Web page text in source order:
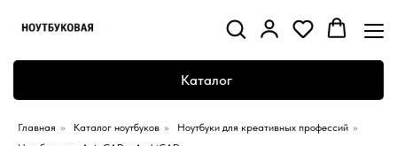
Каталог
Главная » Каталог ноутбуков » Ноутбуки для креативных профессий »